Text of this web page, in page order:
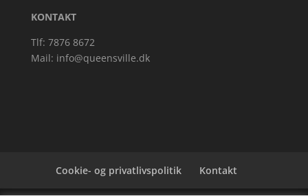
KONTAKT
Tlf: 7876 8672
Mail: info@queensville.dk
Cookie- og privatlivspolitik Kontakt